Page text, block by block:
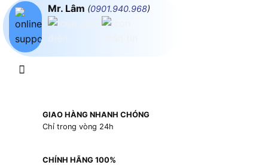
Mr. Lâm (0901.940.968)
GIAO HÀNG NHANH CHÓNG
Chỉ trong vòng 24h
CHÍNH HÃNG 100%